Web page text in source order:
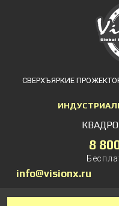
СВЕРХЪЯРКИЕ
8
info@visionx.ru